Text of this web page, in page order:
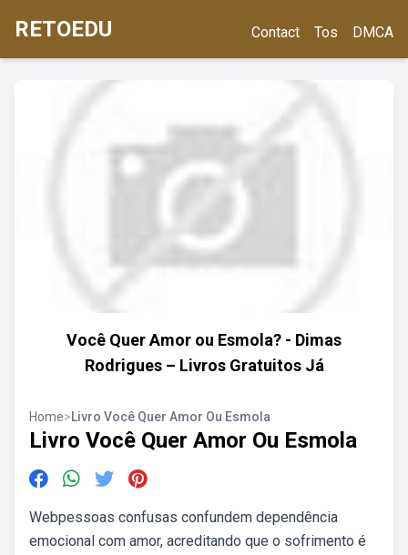
RETOEDU Contact Tos DMCA
Você Quer Amor ou Esmola? - Dimas
Rodrigues – Livros Gratuitos Já
Home>Livro Você Quer Amor Ou Esmola
Livro Você Quer Amor Ou Esmola
Webpessoas confusas confundem dependência
emocional com amor, acreditando que o sofrimento é